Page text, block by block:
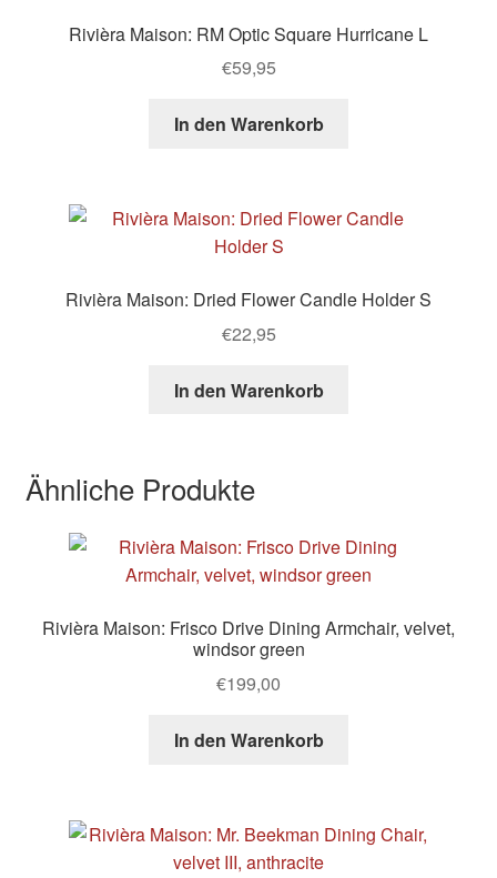
Rivièra Maison: RM Optic Square Hurricane L
€59,95
In den Warenkorb
Rivièra Maison: Dried Flower Candle Holder S
€22,95
In den Warenkorb
Ähnliche Produkte
Rivièra Maison: Frisco Drive Dining Armchair, velvet,
windsor green
€199,00
In den Warenkorb